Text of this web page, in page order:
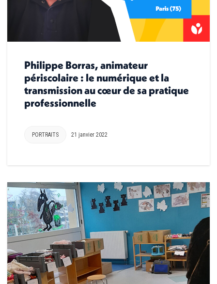
Philippe Borras, animateur
périscolaire : le numérique et la
transmission au cœur de sa pratique
professionnelle
PORTRAITS 21 janvier 2022